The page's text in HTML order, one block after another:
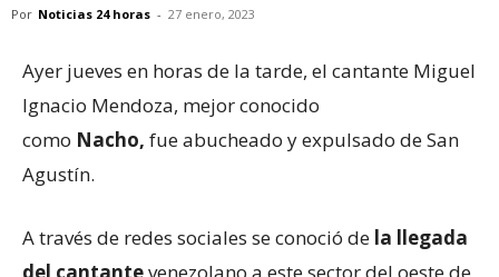
Por Noticias 24 horas - 27 enero, 2023
Ayer jueves en horas de la tarde, el cantante Miguel
Ignacio Mendoza, mejor conocido
como Nacho, fue abucheado y expulsado de San
Agustín.
A través de redes sociales se conoció de la llegada